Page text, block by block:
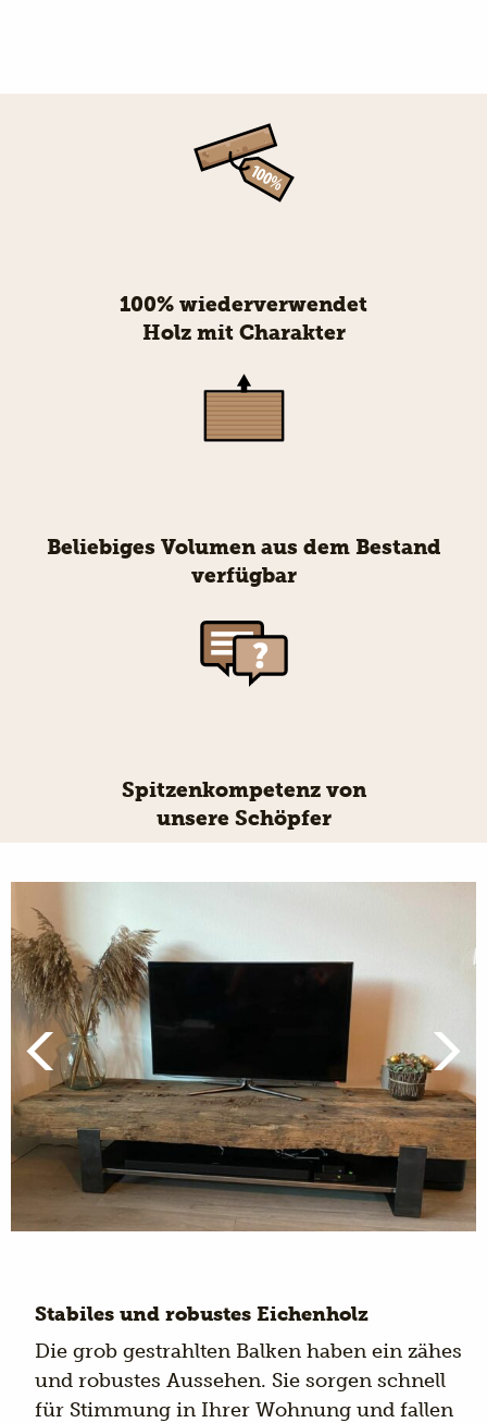
100% wiederverwendet
Holz mit Charakter
Beliebiges Volumen aus dem Bestand
verfügbar
Spitzenkompetenz von
unsere Schöpfer
Stabiles und robustes Eichenholz
Die grob gestrahlten Balken haben ein zähes
und robustes Aussehen. Sie sorgen schnell
für Stimmung in Ihrer Wohnung und fallen